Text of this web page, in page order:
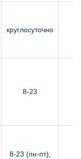
круглосуточно
8-23
8-23 (пн-пт);